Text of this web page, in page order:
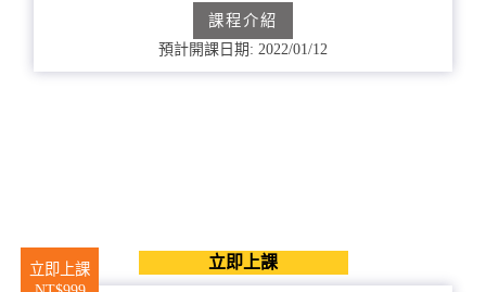
課程介紹
預計開課日期: 2022/01/12
立即上課
立即上課